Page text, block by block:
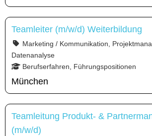
Teamleiter (m/w/d) Weiterbildung
Marketing / Kommunikation,
Datenanalyse
Berufserfahren, Führungspositionen
München
Teamleitung Produkt- &
(m/w/d)